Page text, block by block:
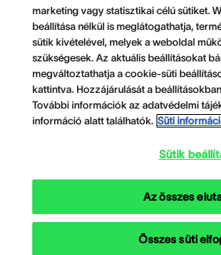
marketing vagy statisztikai célú sütiket.
beállítása nélkül is meglátogathatja,
sütik kivételével, melyek a weboldal
szükségesek. Az aktuális beállításokat
megváltoztathatja a cookie-süti
kattintva. Hozzájárulását a
További információk az adatvédelmi
információ alatt találhatók. Süti
Sütik
Az összes
Összes süti